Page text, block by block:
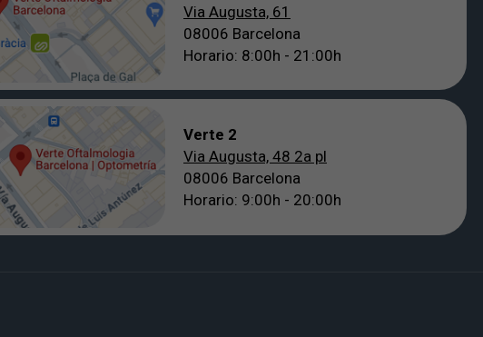
Via Augusta, 61
08006 Barcelona
Horario: 8:00h - 21:00h
Verte 2
Via Augusta, 48 2a pl
08006 Barcelona
Horario: 9:00h - 20:00h